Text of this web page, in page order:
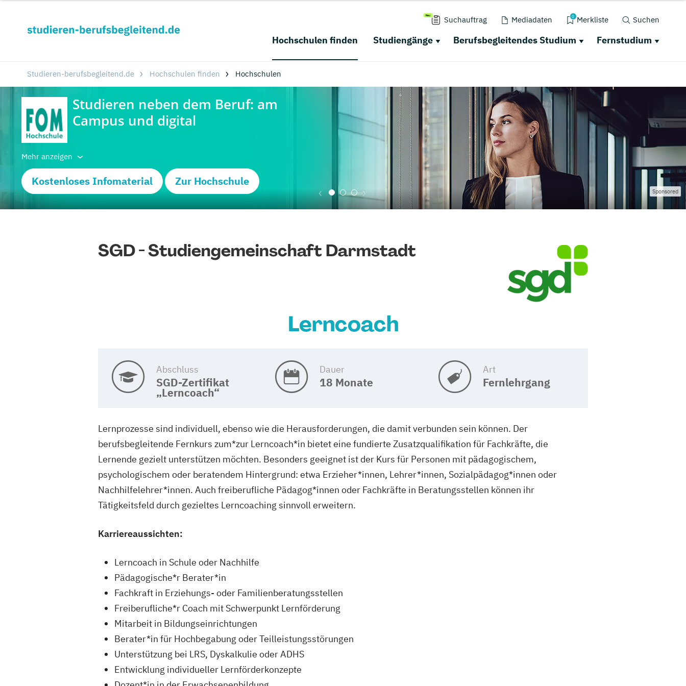
Suchauftrag Mediadaten 0 Merkliste Suchen
Hochschulen finden Studiengänge Berufsbegleitendes Studium Fernstudium
Studieren-berufsbegleitend.de Hochschulen finden Hochschulen
Mehr anzeigen
Kostenloses Infomaterial Zur Hochschule
Sponsored
SGD - Studiengemeinschaft Darmstadt
Lerncoach
Abschluss
SGD-Zertifikat
„Lerncoach“
Dauer
18 Monate
Art
Fernlehrgang
Lernprozesse sind individuell, ebenso wie die Herausforderungen, die damit verbunden sein können. Der
berufsbegleitende Fernkurs zum*zur Lerncoach*in bietet eine fundierte Zusatzqualifikation für Fachkräfte, die
Lernende gezielt unterstützen möchten. Besonders geeignet ist der Kurs für Personen mit pädagogischem,
psychologischem oder beratendem Hintergrund: etwa Erzieher*innen, Lehrer*innen, Sozialpädagog*innen oder
Nachhilfelehrer*innen. Auch freiberufliche Pädagog*innen oder Fachkräfte in Beratungsstellen können ihr
Tätigkeitsfeld durch gezieltes Lerncoaching sinnvoll erweitern.
Karriereaussichten:
Lerncoach in Schule oder Nachhilfe
Pädagogische*r Berater*in
Fachkraft in Erziehungs- oder Familienberatungsstellen
Freiberufliche*r Coach mit Schwerpunkt Lernförderung
Mitarbeit in Bildungseinrichtungen
Berater*in für Hochbegabung oder Teilleistungsstörungen
Unterstützung bei LRS, Dyskalkulie oder ADHS
Entwicklung individueller Lernförderkonzepte